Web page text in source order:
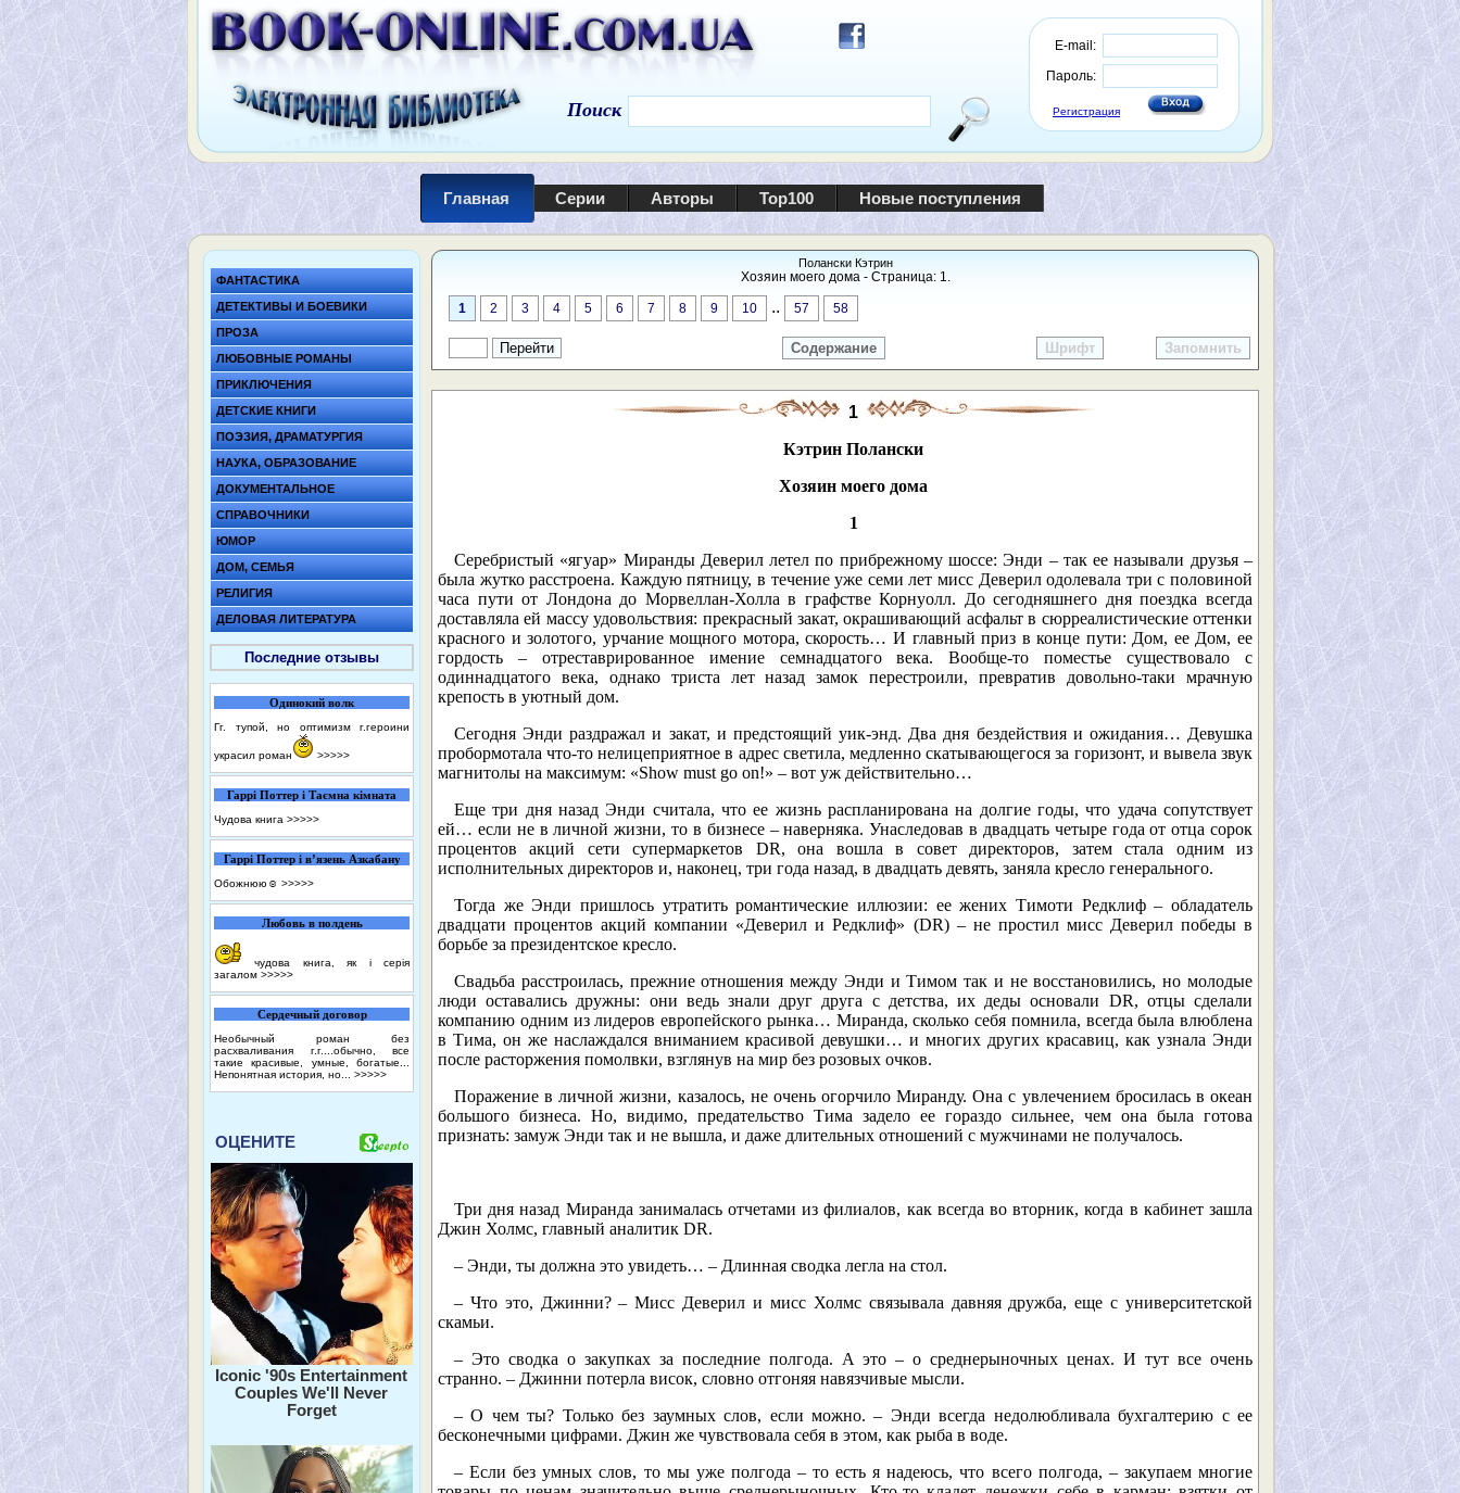
E-mail:
Пароль:
Регистрация
Поиск
Главная Серии Авторы Top100 Новые поступления
ФАНТАСТИКА
ДЕТЕКТИВЫ И БОЕВИКИ
ПРОЗА
ЛЮБОВНЫЕ РОМАНЫ
ПРИКЛЮЧЕНИЯ
ДЕТСКИЕ КНИГИ
ПОЭЗИЯ, ДРАМАТУРГИЯ
НАУКА, ОБРАЗОВАНИЕ
ДОКУМЕНТАЛЬНОЕ
СПРАВОЧНИКИ
ЮМОР
ДОМ, СЕМЬЯ
РЕЛИГИЯ
ДЕЛОВАЯ ЛИТЕРАТУРА
Последние отзывы
Одинокий волк
Гг. тупой, но оптимизм г.героини
украсил роман >>>>>
Гаррі Поттер і Таємна кімната
Чудова книга >>>>>
Гаррі Поттер і в’язень Азкабану
Обожнюю☺️ >>>>>
Любовь в полдень
чудова книга, як і серія
загалом >>>>>
Сердечный договор
Необычный роман без
расхваливания г.г....обычно, все
такие красивые, умные, богатые...
Непонятная история, но... >>>>>
ОЦЕНИТЕ
Iconic '90s Entertainment
Couples We'll Never
Forget
Полански Кэтрин
Хозяин моего дома - Страница: 1.
1 2 3 4 5 6 7 8 9 10 .. 57 58
Содержание Шрифт Запомнить
1
Кэтрин Полански
Хозяин моего дома
1
Серебристый «ягуар» Миранды Деверил летел по прибрежному шоссе: Энди – так ее называли друзья –
была жутко расстроена. Каждую пятницу, в течение уже семи лет мисс Деверил одолевала три с половиной
часа пути от Лондона до Морвеллан-Холла в графстве Корнуолл. До сегодняшнего дня поездка всегда
доставляла ей массу удовольствия: прекрасный закат, окрашивающий асфальт в сюрреалистические оттенки
красного и золотого, урчание мощного мотора, скорость… И главный приз в конце пути: Дом, ее Дом, ее
гордость – отреставрированное имение семнадцатого века. Вообще-то поместье существовало с
одиннадцатого века, однако триста лет назад замок перестроили, превратив довольно-таки мрачную
крепость в уютный дом.
Сегодня Энди раздражал и закат, и предстоящий уик-энд. Два дня бездействия и ожидания… Девушка
пробормотала что-то нелицеприятное в адрес светила, медленно скатывающегося за горизонт, и вывела звук
магнитолы на максимум: «Show must go on!» – вот уж действительно…
Еще три дня назад Энди считала, что ее жизнь распланирована на долгие годы, что удача сопутствует
ей… если не в личной жизни, то в бизнесе – наверняка. Унаследовав в двадцать четыре года от отца сорок
процентов акций сети супермаркетов DR, она вошла в совет директоров, затем стала одним из
исполнительных директоров и, наконец, три года назад, в двадцать девять, заняла кресло генерального.
Тогда же Энди пришлось утратить романтические иллюзии: ее жених Тимоти Редклиф – обладатель
двадцати процентов акций компании «Деверил и Редклиф» (DR) – не простил мисс Деверил победы в
борьбе за президентское кресло.
Свадьба расстроилась, прежние отношения между Энди и Тимом так и не восстановились, но молодые
люди оставались дружны: они ведь знали друг друга с детства, их деды основали DR, отцы сделали
компанию одним из лидеров европейского рынка… Миранда, сколько себя помнила, всегда была влюблена
в Тима, он же наслаждался вниманием красивой девушки… и многих других красавиц, как узнала Энди
после расторжения помолвки, взглянув на мир без розовых очков.
Поражение в личной жизни, казалось, не очень огорчило Миранду. Она с увлечением бросилась в океан
большого бизнеса. Но, видимо, предательство Тима задело ее гораздо сильнее, чем она была готова
признать: замуж Энди так и не вышла, и даже длительных отношений с мужчинами не получалось.
Три дня назад Миранда занималась отчетами из филиалов, как всегда во вторник, когда в кабинет зашла
Джин Холмс, главный аналитик DR.
– Энди, ты должна это увидеть… – Длинная сводка легла на стол.
– Что это, Джинни? – Мисс Деверил и мисс Холмс связывала давняя дружба, еще с университетской
скамьи.
– Это сводка о закупках за последние полгода. А это – о среднерыночных ценах. И тут все очень
странно. – Джинни потерла висок, словно отгоняя навязчивые мысли.
– О чем ты? Только без заумных слов, если можно. – Энди всегда недолюбливала бухгалтерию с ее
бесконечными цифрами. Джин же чувствовала себя в этом, как рыба в воде.
– Если без умных слов, то мы уже полгода – то есть я надеюсь, что всего полгода, – закупаем многие